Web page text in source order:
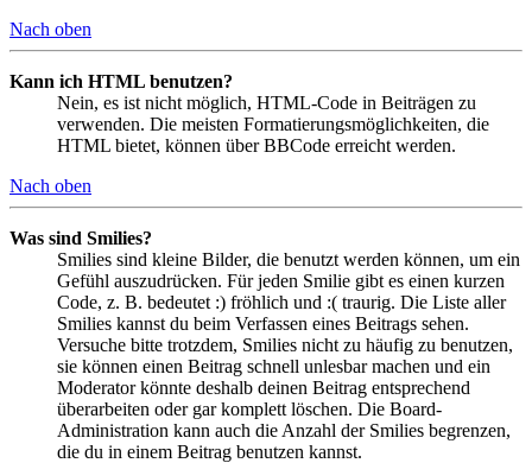
Nach oben
Kann ich HTML benutzen?
Nein, es ist nicht möglich, HTML-Code in Beiträgen zu
verwenden. Die meisten Formatierungsmöglichkeiten, die
HTML bietet, können über BBCode erreicht werden.
Nach oben
Was sind Smilies?
Smilies sind kleine Bilder, die benutzt werden können, um ein
Gefühl auszudrücken. Für jeden Smilie gibt es einen kurzen
Code, z. B. bedeutet :) fröhlich und :( traurig. Die Liste aller
Smilies kannst du beim Verfassen eines Beitrags sehen.
Versuche bitte trotzdem, Smilies nicht zu häufig zu benutzen,
sie können einen Beitrag schnell unlesbar machen und ein
Moderator könnte deshalb deinen Beitrag entsprechend
überarbeiten oder gar komplett löschen. Die Board-
Administration kann auch die Anzahl der Smilies begrenzen,
die du in einem Beitrag benutzen kannst.